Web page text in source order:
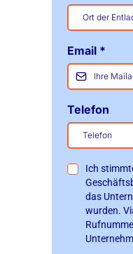
Email *
Telefon
Ich
das
wurden.